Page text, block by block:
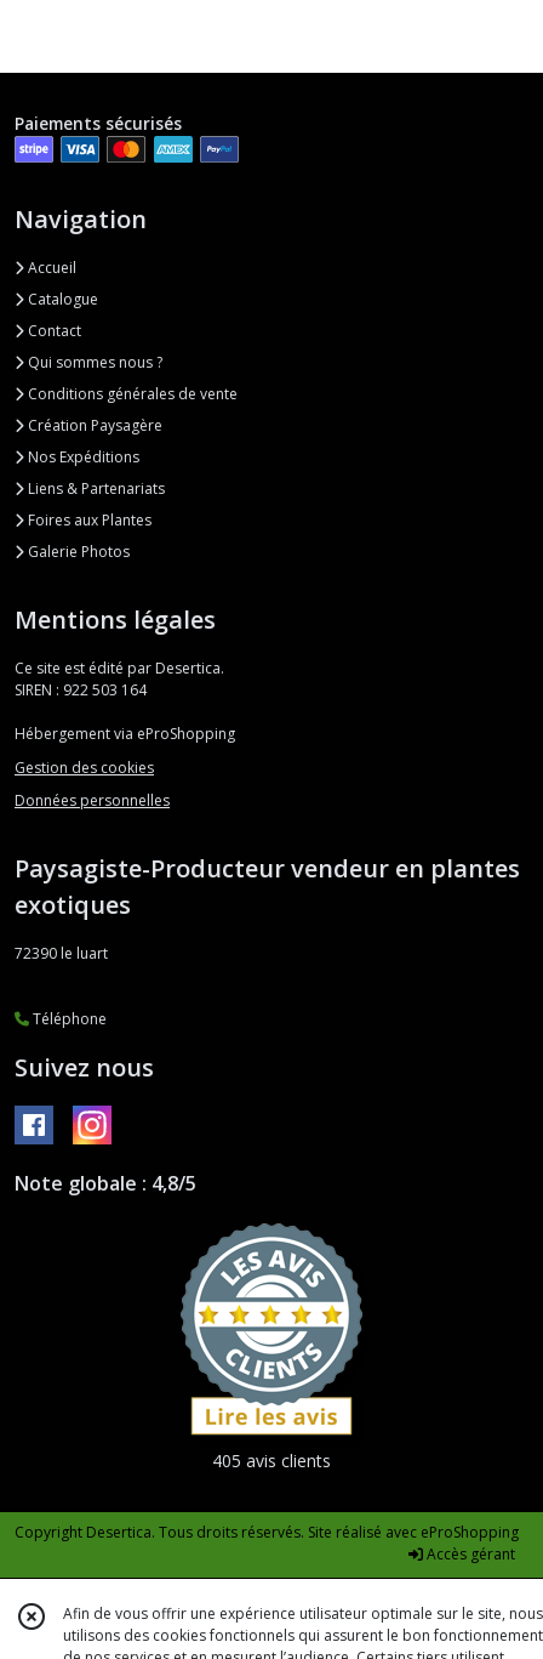
Paiements sécurisés
Navigation
Accueil
Catalogue
Contact
Qui sommes nous ?
Conditions générales de vente
Création Paysagère
Nos Expéditions
Liens & Partenariats
Foires aux Plantes
Galerie Photos
Mentions légales
Ce site est édité par Desertica.
SIREN : 922 503 164
Hébergement via eProShopping
Gestion des cookies
Données personnelles
Paysagiste-Producteur vendeur en plantes
exotiques
72390 le luart
Téléphone
Suivez nous
Note globale : 4,8/5
405 avis clients
Copyright Desertica. Tous droits réservés. Site réalisé avec eProShopping
Accès gérant
Afin de vous offrir une expérience utilisateur optimale sur le site, nous
utilisons des cookies fonctionnels qui assurent le bon fonctionnement